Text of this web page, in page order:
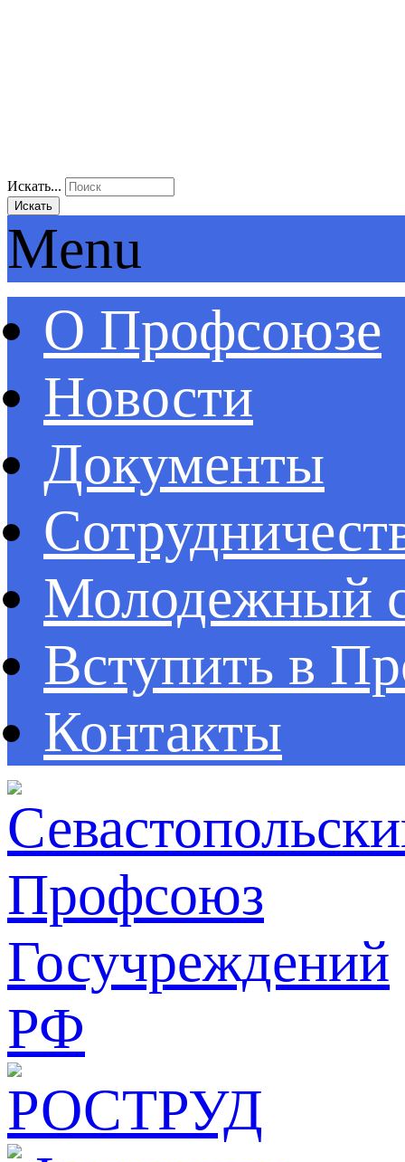
Искать...
Искать
Menu
О Профсоюзе
Новости
Документы
Молодежный
Вступить в
Контакты